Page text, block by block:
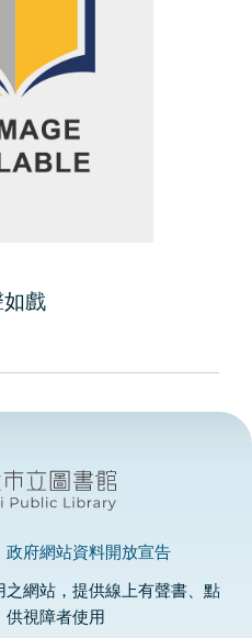
如戲
政府網站資料開放宣告
網站，提供線上有聲書、點
供視障者使用